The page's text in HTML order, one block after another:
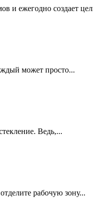
и ежегодно создает
может просто...
Ведь,...
рабочую зону...